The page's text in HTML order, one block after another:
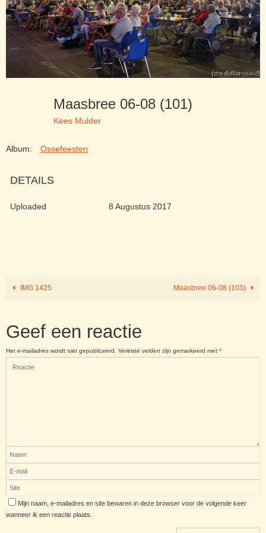
Maasbree 06-08 (101)
Kees Mulder
Album: Ossefeesten
DETAILS
Uploaded 8 Augustus 2017
IMG 1425 Maasbree 06-08 (103)
Geef een reactie
Het e-mailadres wordt niet gepubliceerd. Vereiste velden zijn gemarkeerd met *
Mijn naam, e-mailadres en site bewaren in deze browser voor de volgende keer
wanneer ik een reactie plaats.